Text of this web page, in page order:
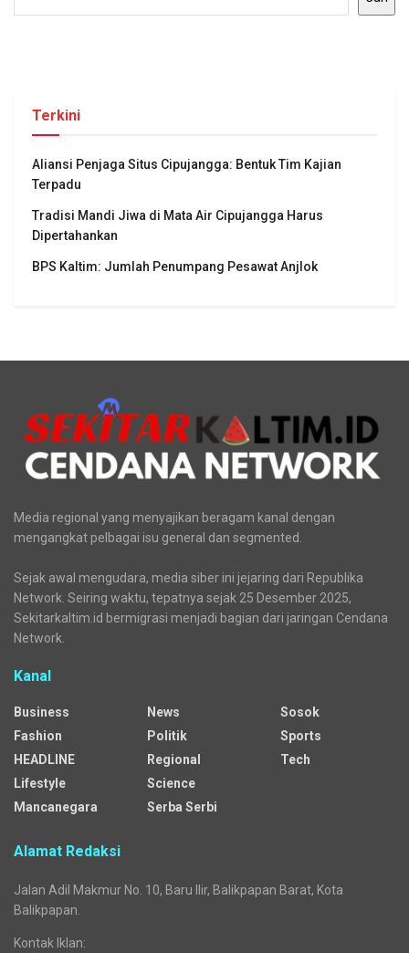
Terkini
Aliansi Penjaga Situs Cipujangga: Bentuk Tim Kajian
Terpadu
Tradisi Mandi Jiwa di Mata Air Cipujangga Harus
Dipertahankan
BPS Kaltim: Jumlah Penumpang Pesawat Anjlok
Media regional yang menyajikan beragam kanal dengan
mengangkat pelbagai isu general dan segmented.
Sejak awal mengudara, media siber ini jejaring dari Republika
Network. Seiring waktu, tepatnya sejak 25 Desember 2025,
Sekitarkaltim.id bermigrasi menjadi bagian dari jaringan Cendana
Network.
Kanal
Business
Fashion
HEADLINE
Lifestyle
Mancanegara
News
Politik
Regional
Science
Serba Serbi
Sosok
Sports
Tech
Alamat Redaksi
Jalan Adil Makmur No. 10, Baru Ilir, Balikpapan Barat, Kota
Balikpapan.
Kontak Iklan: